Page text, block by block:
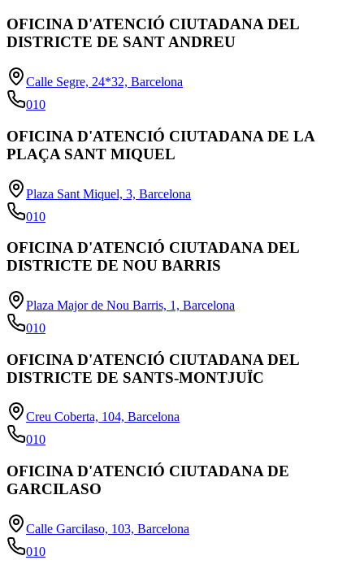
OFICINA D'ATENCIÓ CIUTADANA DEL
DISTRICTE DE SANT ANDREU
Calle Segre, 24*32, Barcelona
010
OFICINA D'ATENCIÓ CIUTADANA DE LA
PLAÇA SANT MIQUEL
Plaza Sant Miquel, 3, Barcelona
010
OFICINA D'ATENCIÓ CIUTADANA DEL
DISTRICTE DE NOU BARRIS
Plaza Major de Nou Barris, 1, Barcelona
010
OFICINA D'ATENCIÓ CIUTADANA DEL
DISTRICTE DE SANTS-MONTJUÏC
Creu Coberta, 104, Barcelona
010
OFICINA D'ATENCIÓ CIUTADANA DE
GARCILASO
Calle Garcilaso, 103, Barcelona
010